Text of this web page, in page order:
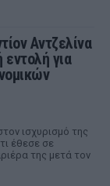
Αντζελίνα
εντολή για
ισχυρισμό της
έθεσε σε
της μετά τον